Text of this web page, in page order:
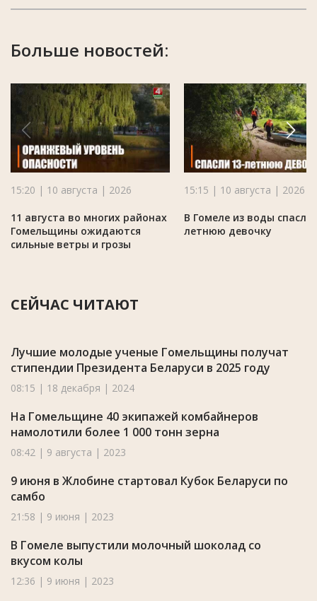
Больше новостей:
15:20 | 10 августа | 2026
11 августа во многих районах
Гомельщины ожидаются
сильные ветры и грозы
15:15 | 10 августа | 2026
В Гомеле из воды спасли
летнюю девочку
СЕЙЧАС ЧИТАЮТ
Лучшие молодые ученые Гомельщины получат
стипендии Президента Беларуси в 2025 году
08:15 | 18 декабря | 2024
На Гомельщине 40 экипажей комбайнеров
намолотили более 1 000 тонн зерна
08:42 | 9 августа | 2023
9 июня в Жлобине стартовал Кубок Беларуси по
самбо
21:58 | 9 июня | 2023
В Гомеле выпустили молочный шоколад со
вкусом колы
12:36 | 9 июня | 2023